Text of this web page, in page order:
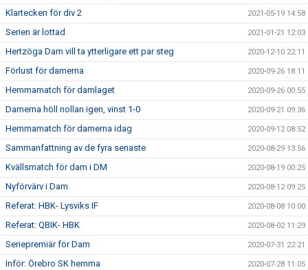
Klartecken för div 2 2021-05-19 14:58
Serien är lottad 2021-01-21 12:03
Hertzöga Dam vill ta ytterligare ett par steg 2020-12-10 22:11
Förlust för damerna 2020-09-26 18:11
Hemmamatch för damlaget 2020-09-26 00:55
Damerna höll nollan igen, vinst 1-0 2020-09-21 09:36
Hemmamatch för damerna idag 2020-09-12 08:52
Sammanfattning av de fyra senaste 2020-08-29 13:56
Kvällsmatch för dam i DM 2020-08-19 00:25
Nyförvärv i Dam 2020-08-12 09:25
Referat: HBK- Lysviks IF 2020-08-08 10:00
Referat: QBIK- HBK 2020-08-02 11:29
Seriepremiär för Dam 2020-07-31 22:21
Inför: Örebro SK hemma 2020-07-28 11:05